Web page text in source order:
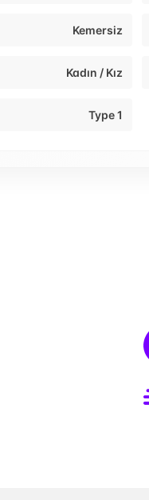
Kemersiz
Kadın / Kız
Type 1